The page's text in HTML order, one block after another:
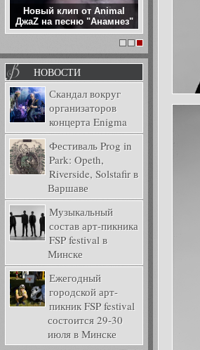
JINJER - King Of Everything
НОВОСТИ
Скандал вокруг
организаторов
концерта Enigma
Фестиваль Prog in
Park: Opeth,
Riverside, Solstafir в
Варшаве
Музыкальный
состав арт-пикника
FSP festival в
Минске
Ежегодный
городской арт-
пикник FSP festival
состоится 29-30
июля в Минске